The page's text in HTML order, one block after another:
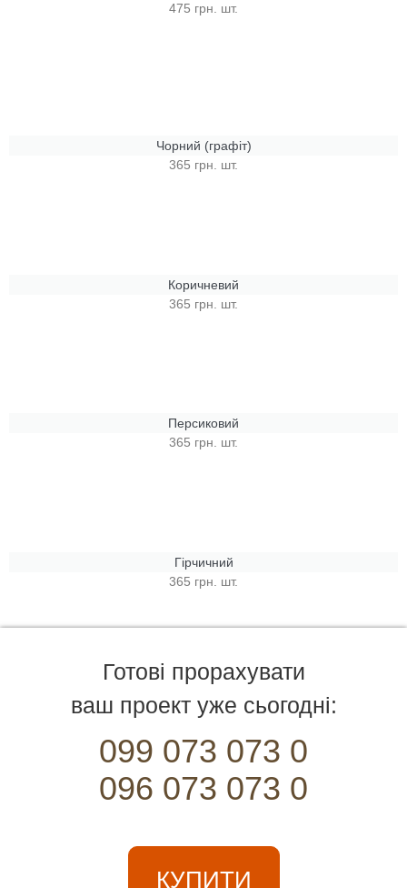
475 грн. шт.
Чорний (графіт)
365 грн. шт.
Коричневий
365 грн. шт.
Персиковий
365 грн. шт.
Гірчичний
365 грн. шт.
Готові прорахувати
ваш проект уже сьогодні:
099 073 073 0
096 073 073 0
КУПИТИ